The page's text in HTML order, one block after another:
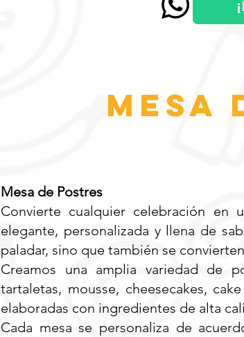
mesa
Mesa de Postres
Convierte cualquier celebración en
elegante, personalizada y llena de
paladar, sino que también se
Creamos una amplia variedad de
tartaletas, mousse, cheesecakes,
elaboradas con ingredientes de alta
Cada mesa se personaliza de